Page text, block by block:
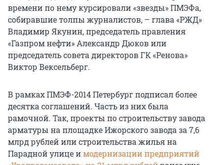
времени по нему курсировали «звезды» ПМЭФа,
собиравшие толпы журналистов, – глава «РЖД»
Владимир Якунин, председатель правления
«Газпром нефти» Александр Дюков или
председатель совета директоров ГК «Ренова»
Виктор Вексельберг.
В рамках ПМЭФ-2014 Петербург подписал более
десятка соглашений. Часть из них была
рамочной. Так, проекты по строительству завода
арматуры на площадке Ижорского завода за 7,6
млрд рублей или строительства жилья на
Парадной улице имодернизации предприятий